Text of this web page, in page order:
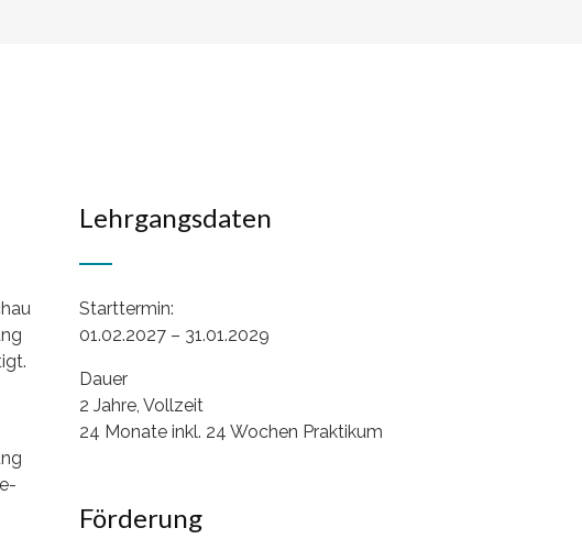
Lehrgangsdaten
Starttermin:
01.02.2027 – 31.01.2029
Dauer
2 Jahre, Vollzeit
24 Monate inkl. 24 Wochen Praktikum
Förderung